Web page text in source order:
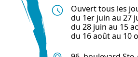
Ouvert tous les
du 1er juin au 27
du 28 juin au 15
du 16 août au 10